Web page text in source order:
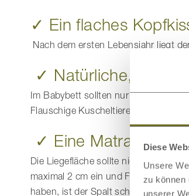
Diese
Unsere
zu können
unserer
✓ Ein flaches
Nach dem ersten Lebensjahr liegt
✓ Natürliche,
Im Babybett sollten nur
Flauschige Kuscheltiere und
✓ Eine Matratze
Die Liegefläche sollte nicht zu weich
maximal 2 cm ein und Feuchtigkeit
haben, ist der Spalt schon zu breit!